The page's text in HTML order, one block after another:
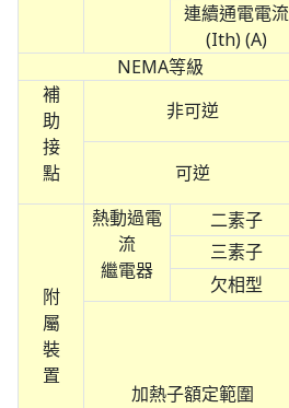
連續通電電流
(Ith) (A)
NEMA等級
補
助
接
點
非可逆
可逆
附
屬
裝
置
熱動過電
流
繼電器
二素子
三素子
欠相型
加熱子額定範圍